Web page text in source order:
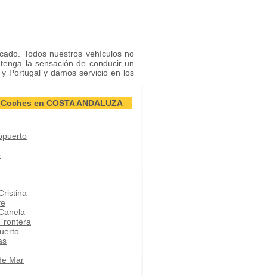
Todos nuestros vehículos no
la sensación de conducir un
Portugal y damos servicio en los
en COSTA ANDALUZA
Mar